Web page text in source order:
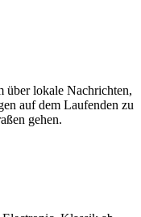
über lokale Nachrichten,
auf dem Laufenden zu
gehen.